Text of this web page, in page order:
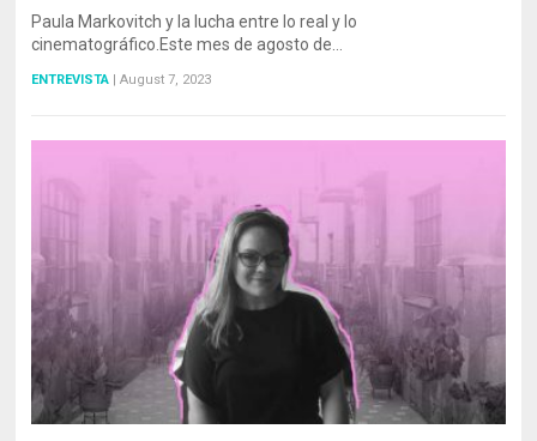
Paula Markovitch y la lucha entre lo real y lo
cinematográfico.Este mes de agosto de…
ENTREVISTA | August 7, 2023